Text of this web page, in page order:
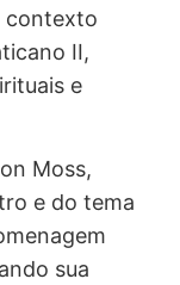
contexto
II,
e
Moss,
e do tema
sua